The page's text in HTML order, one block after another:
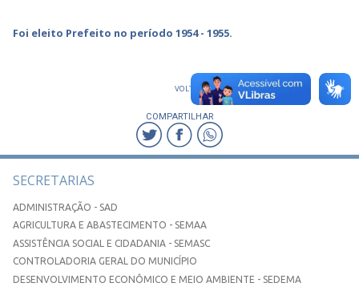
Foi eleito Prefeito no período 1954 - 1955.
VOLTAR
COMPARTILHAR
SECRETARIAS
ADMINISTRAÇÃO - SAD
AGRICULTURA E ABASTECIMENTO - SEMAA
ASSISTÊNCIA SOCIAL E CIDADANIA - SEMASC
CONTROLADORIA GERAL DO MUNICÍPIO
DESENVOLVIMENTO ECONÔMICO E MEIO AMBIENTE - SEDEMA